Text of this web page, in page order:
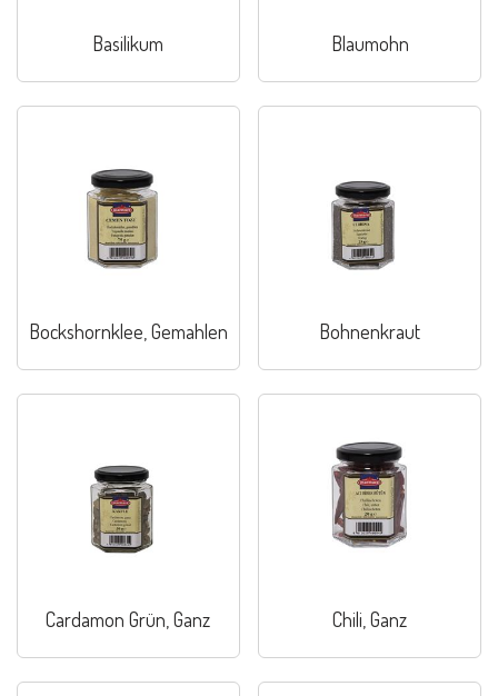
Basilikum Blaumohn
Bockshornklee, Gemahlen Bohnenkraut
Cardamon Grün, Ganz Chili, Ganz